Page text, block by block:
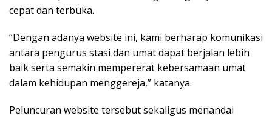
cepat dan terbuka.
“Dengan adanya website ini, kami berharap komunikasi
antara pengurus stasi dan umat dapat berjalan lebih
baik serta semakin mempererat kebersamaan umat
dalam kehidupan menggereja,” katanya.
Peluncuran website tersebut sekaligus menandai